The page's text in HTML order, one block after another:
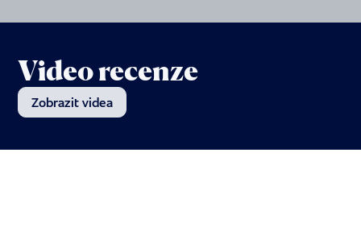
Video recenze
Zobrazit videa